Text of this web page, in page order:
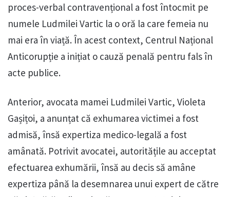
proces-verbal contravențional a fost întocmit pe
numele Ludmilei Vartic la o oră la care femeia nu
mai era în viață. În acest context, Centrul Național
Anticorupție a inițiat o cauză penală pentru fals în
acte publice.
Anterior, avocata mamei Ludmilei Vartic, Violeta
Gașițoi, a anunțat că exhumarea victimei a fost
admisă, însă expertiza medico-legală a fost
amânată. Potrivit avocatei, autoritățile au acceptat
efectuarea exhumării, însă au decis să amâne
expertiza până la desemnarea unui expert de către